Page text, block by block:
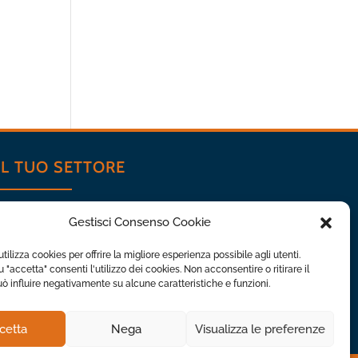
Gestisci Consenso Cookie
cookies per offrire la migliore esperienza possibile agli utenti.
"accetta" consenti l'utilizzo dei cookies. Non acconsentire o ritirare il
influire negativamente su alcune caratteristiche e funzioni.
Nega Visualizza le preferenze
TUO SETTORE